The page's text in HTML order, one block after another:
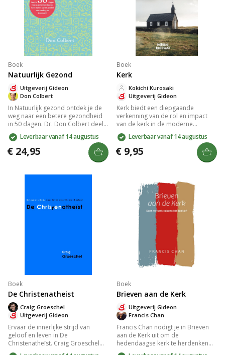
Boek
Natuurlijk Gezond
Don Colbert
Uitgeverij Gideon
In Natuurlijk gezond ontdek je de
weg naar een betere gezondheid
in 50 dagen. Dr. Don Colbert deelt
bijbelse inzichten en praktische
principes zoals hydratatie, slaap,
onbewerkt voedsel, beweging, en
stressbeheer. Verbeter je welzijn
door gezonde levenskeuzes en
Leverbaar vanaf 14 augustus
€ 24,95
Boek
Kerk
Uitgeverij Gideon
Kokichi Kurosaki
Kerk biedt een diepgaande
verkenning van de rol en impact
van de kerk in de moderne
samenleving. Het boek behandelt
thema's zoals geloof,
gemeenschap en de uitdagingen
waarmee kerken geconfronteerd
worden. Met scherpe analyses en
onmisbaar werk voor iedereen die
geïnteresseerd is in de
hedendaagse religieuze ervaring
en de toekomst van de kerk.
Leverbaar vanaf 14 augustus
€ 9,95
Boek
De Christenatheist
Uitgeverij Gideon
Craig Groeschel
Ervaar de innerlijke strijd van
geloof en leven in De
Christenatheïst. Craig Groeschel
deelt zijn reis van christelijk
Boek
Brieven aan de Kerk
Francis Chan
Uitgeverij Gideon
Francis Chan nodigt je in Brieven
aan de Kerk uit om de
hedendaagse kerk te herdenken
door te reflecteren op de